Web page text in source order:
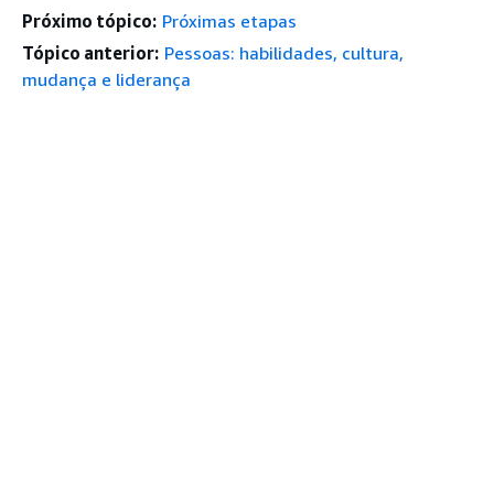
Próximo tópico: Próximas etapas
Tópico anterior: Pessoas: habilidades, cultura,
mudança e liderança